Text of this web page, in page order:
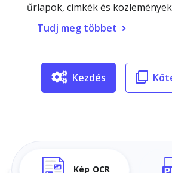
űrlapok, címkék és
Tudj meg többet
Kezdés
Kép OCR